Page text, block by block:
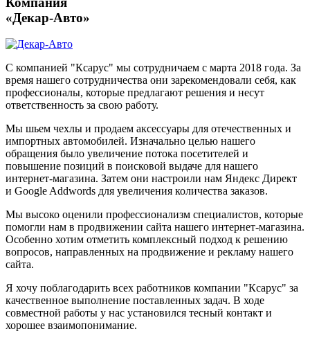
«Декар-Авто»
С компанией "Ксарус" мы сотрудничаем с марта 2018 года. За
время нашего сотрудничества они зарекомендовали себя, как
профессионалы, которые предлагают решения и несут
ответственность за свою работу.
Мы шьем чехлы и продаем аксессуары для отечественных и
импортных автомобилей. Изначально целью нашего
обращения было увеличение потока посетителей и
повышение позиций в поисковой выдаче для нашего
интернет-магазина. Затем они настроили нам Яндекс Директ
и Google Addwords для увеличения количества заказов.
Мы высоко оценили профессионализм специалистов, которые
помогли нам в продвижении сайта нашего интернет-магазина.
Особенно хотим отметить комплексный подход к решению
вопросов, направленных на продвижение и рекламу нашего
сайта.
Я хочу поблагодарить всех работников компании "Ксарус" за
качественное выполнение поставленных задач. В ходе
совместной работы у нас установился тесный контакт и
хорошее взаимопонимание.